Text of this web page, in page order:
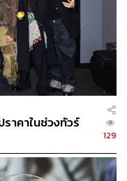
life/amantaka-luang
ราคาในช่วงทัวร์
129